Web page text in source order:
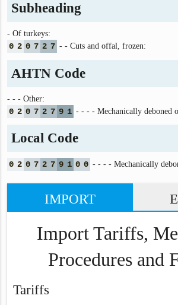
Subheading
- Of turkeys:
0 2 0 7 2 7 - - Cuts and offal, frozen:
AHTN Code
- - - Other:
0 2 0 7 2 7 9 1 - - - - Mechanically deboned
Local Code
0 2 0 7 2 7 9 1 0 0 - - - - Mechanically
IMPORT
Import Tariffs,
Procedures and
Tariffs